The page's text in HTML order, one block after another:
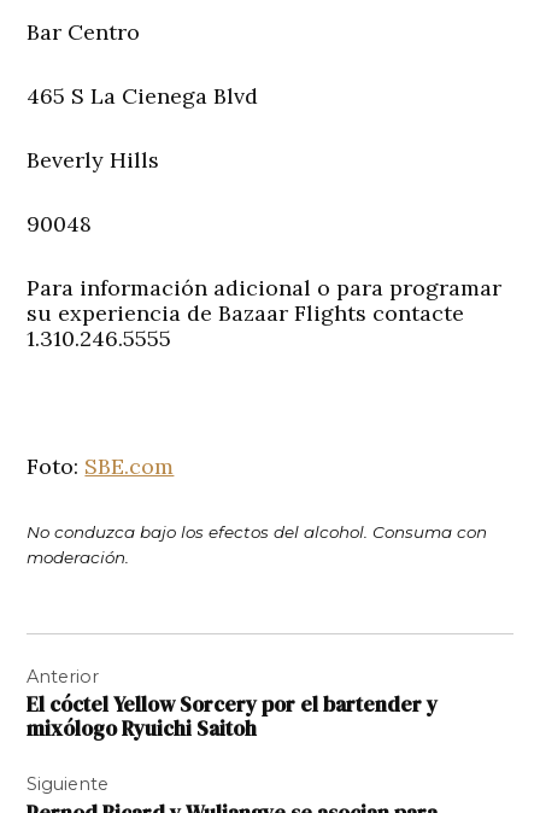
Bar Centro
465 S La Cienega Blvd
Beverly Hills
90048
Para información adicional o para programar
su experiencia de Bazaar Flights contacte
1.310.246.5555
Foto: SBE.com
No conduzca bajo los efectos del alcohol. Consuma con
moderación.
de
entradas
Anterior
El cóctel Yellow Sorcery por el bartender y
mixólogo Ryuichi Saitoh
Siguiente